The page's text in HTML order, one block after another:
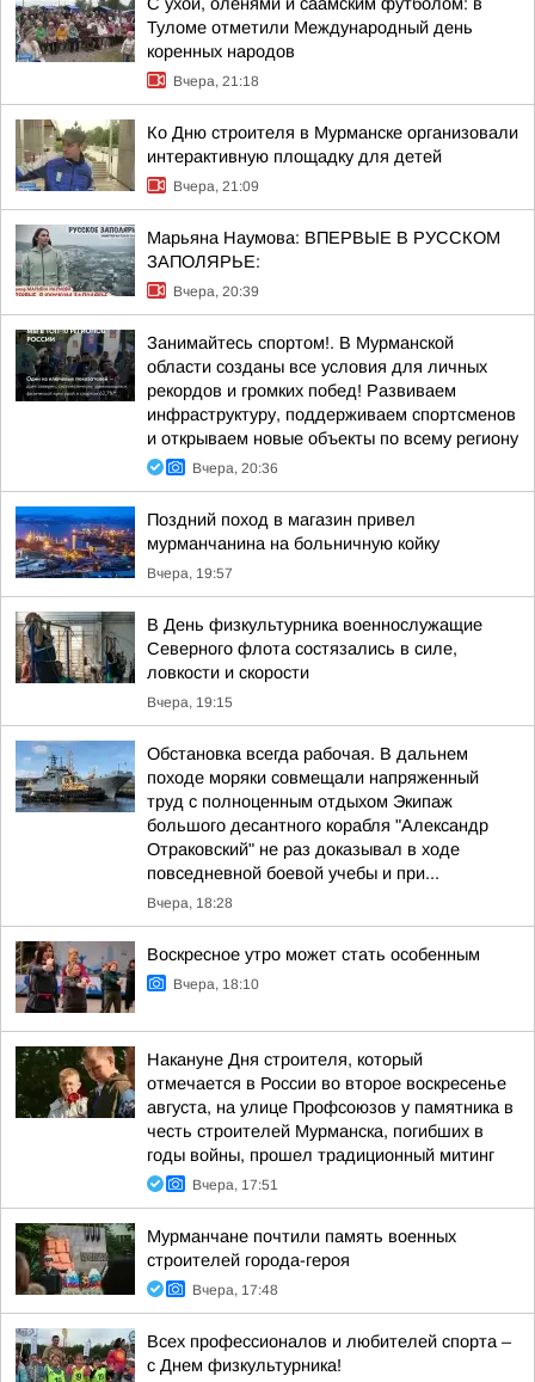
Туломе отметили Международный день
коренных народов
Вчера, 21:18
Ко Дню строителя в Мурманске организовали
интерактивную площадку для детей
Вчера, 21:09
Марьяна Наумова: ВПЕРВЫЕ В РУССКОМ
ЗАПОЛЯРЬЕ:
Вчера, 20:39
Занимайтесь спортом!. В Мурманской
области созданы все условия для личных
рекордов и громких побед! Развиваем
инфраструктуру, поддерживаем спортсменов
и открываем новые объекты по всему региону
Вчера, 20:36
Поздний поход в магазин привел
мурманчанина на больничную койку
Вчера, 19:57
В День физкультурника военнослужащие
Северного флота состязались в силе,
ловкости и скорости
Вчера, 19:15
Обстановка всегда рабочая. В дальнем
походе моряки совмещали напряженный
труд с полноценным отдыхом Экипаж
большого десантного корабля "Александр
Отраковский" не раз доказывал в ходе
повседневной боевой учебы и при...
Вчера, 18:28
Воскресное утро может стать особенным
Вчера, 18:10
Накануне Дня строителя, который
отмечается в России во второе воскресенье
августа, на улице Профсоюзов у памятника в
честь строителей Мурманска, погибших в
годы войны, прошел традиционный митинг
Вчера, 17:51
Мурманчане почтили память военных
строителей города-героя
Вчера, 17:48
Всех профессионалов и любителей спорта –
с Днем физкультурника!